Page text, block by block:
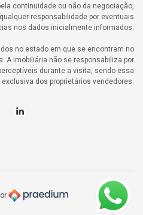
continuidade ou não da negociação,
responsabilidade por eventuais
nos dados inicialmente informados.
no estado em que se encontram no
A imobiliária não se responsabiliza por
durante a visita, sendo essa
dos proprietários vendedores.
Linkedin